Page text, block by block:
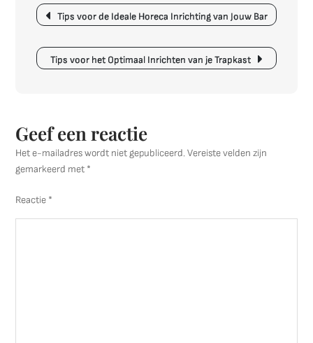
Gouden
Decoratie
de
Woonkamer
Tips voor de Ideale Horeca Inrichting van Jouw Bar
Tips voor het Optimaal Inrichten van je Trapkast
Geef een reactie
Het e-mailadres wordt niet gepubliceerd. Vereiste velden zijn
gemarkeerd met *
Reactie *